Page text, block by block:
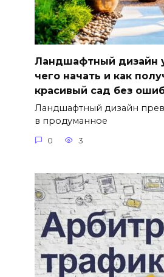
Ландшафтный дизайн
чего начать и как
красивый сад без
Ландшафтный дизайн
в продуманное
0 3